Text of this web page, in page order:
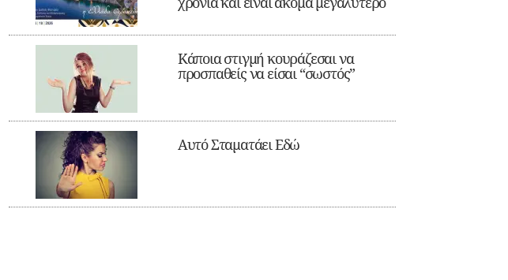
Κάποια στιγμή κουράζεσαι να
προσπαθείς να είσαι “σωστός”
Αυτό Σταματάει Εδώ